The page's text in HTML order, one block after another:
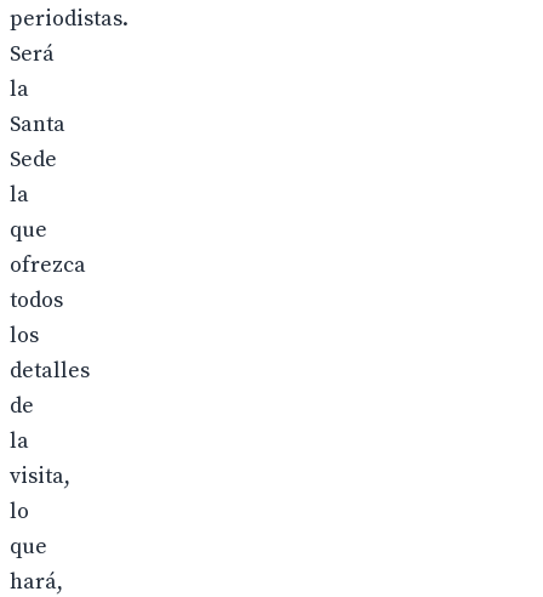
periodistas.
Será
la
Santa
Sede
la
que
ofrezca
todos
los
detalles
de
la
visita,
lo
que
hará,